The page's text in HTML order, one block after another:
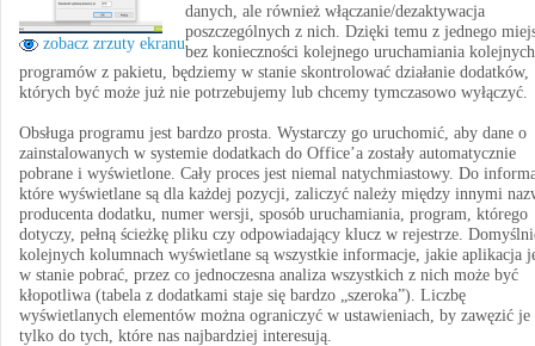
zobacz zrzuty ekranu
danych, ale również włączanie/dezaktywacja
poszczególnych z nich. Dzięki temu z jednego
bez konieczności kolejnego uruchamiania kolejnych
programów z pakietu, będziemy w stanie skontrolować działanie dodatków,
których być może już nie potrzebujemy lub chcemy tymczasowo wyłączyć.
Obsługa programu jest bardzo prosta. Wystarczy go uruchomić, aby dane o
zainstalowanych w systemie dodatkach do Office’a zostały automatycznie
pobrane i wyświetlone. Cały proces jest niemal natychmiastowy. Do
które wyświetlane są dla każdej pozycji, zaliczyć należy między innymi
producenta dodatku, numer wersji, sposób uruchamiania, program, którego
dotyczy, pełną ścieżkę pliku czy odpowiadający klucz w rejestrze.
kolejnych kolumnach wyświetlane są wszystkie informacje, jakie aplikacja
w stanie pobrać, przez co jednoczesna analiza wszystkich z nich może być
kłopotliwa (tabela z dodatkami staje się bardzo „szeroka”). Liczbę
wyświetlanych elementów można ograniczyć w ustawieniach, by zawęzić je
tylko do tych, które nas najbardziej interesują.